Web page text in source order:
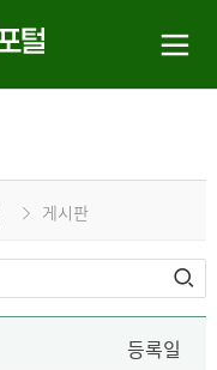
게시판
등록일